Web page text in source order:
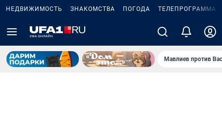
НЕДВИЖИМОСТЬ ЗНАКОМСТВА ПОГОДА ТЕЛЕПРОГРАММА
Мавлиев против